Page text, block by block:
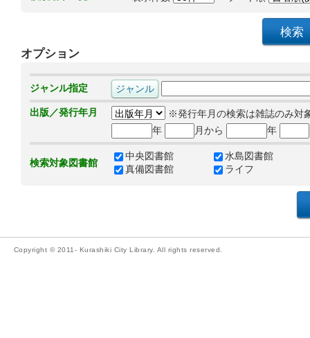
オプション
ジャンル指定
出版／発行年月
※発行年月の検索は雑誌のみ対
年
月から 年
検索対象図書館
中央図書館
水島図書館
真備図書館
ライフ
Copyright © 2011- Kurashiki City Library. All rights reserved.